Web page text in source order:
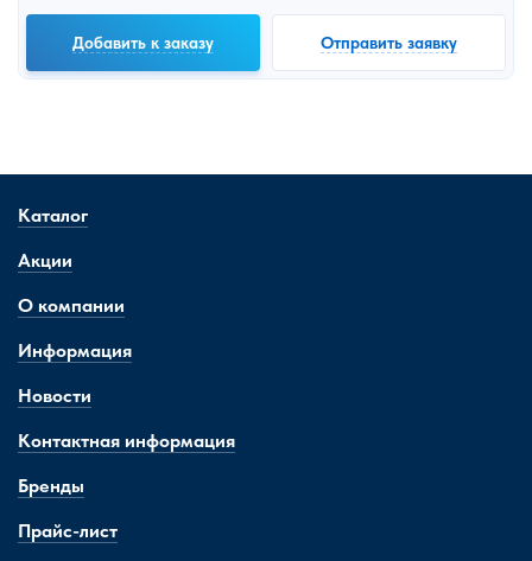
Добавить к заказу Отправить заявку
Каталог
Акции
О компании
Информация
Новости
Контактная информация
Бренды
Прайс-лист